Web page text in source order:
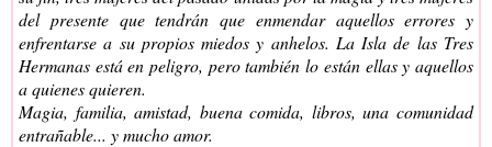
del presente que tendrán que enmendar aquellos errores y
enfrentarse a su propios miedos y anhelos. La Isla de las Tres
Hermanas está en peligro, pero también lo están ellas y aquellos
a quienes quieren.
Magia, familia, amistad, buena comida, libros, una comunidad
entrañable... y mucho amor.